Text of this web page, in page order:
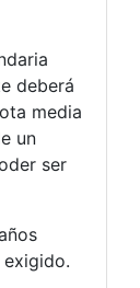
deberá
media
un
ser